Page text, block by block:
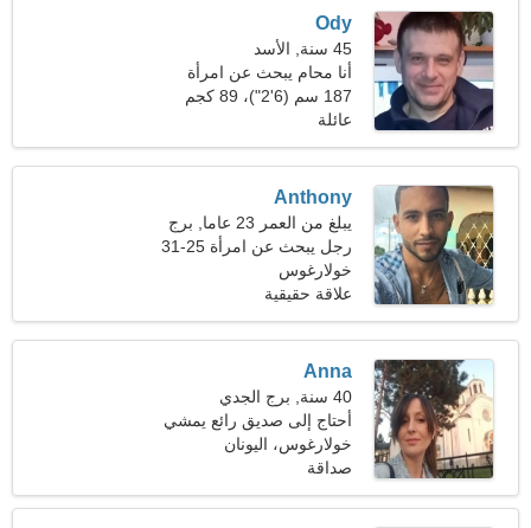
Ody
45 سنة, الأسد
أنا محام يبحث عن امرأة
ودودة
187 سم (6'2")، 89 كجم
(196 رطل)
عائلة
Anthony
يبلغ من العمر 23 عاما, برج
الجدي
رجل يبحث عن امرأة 25-31
خولارغوس
علاقة حقيقية
Anna
40 سنة, برج الجدي
أحتاج إلى صديق رائع يمشي
معًا
خولارغوس، اليونان
صداقة